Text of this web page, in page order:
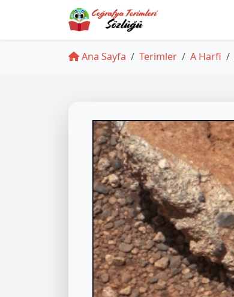
Ana Sayfa Terimler A Harfi